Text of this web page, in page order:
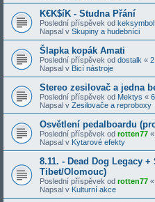
K€K$íK - Studna Přání
Poslední příspěvek od keksymbol
Napsal v Skupiny a hudebníci
Šlapka kopák Amati
Poslední příspěvek od dostalk «
Napsal v Bicí nástroje
Stereo zesilovač a jedna
Poslední příspěvek od Mektys «
Napsal v Zesilovače a reproboxy
Osvětlení pedalboardu
Poslední příspěvek od rotten77 «
Napsal v Kytarové efekty
8.11. - Dead Dog Legacy
Tibet/Olomouc)
Poslední příspěvek od rotten77 «
Napsal v Kulturní akce